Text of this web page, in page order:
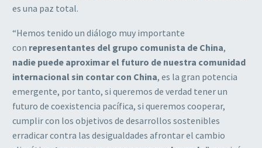
es una paz total.
“Hemos tenido un diálogo muy importante
con representantes del grupo comunista de China,
nadie puede aproximar el futuro de nuestra comunidad
internacional sin contar con China, es la gran potencia
emergente, por tanto, si queremos de verdad tener un
futuro de coexistencia pacífica, si queremos cooperar,
cumplir con los objetivos de desarrollos sostenibles
erradicar contra las desigualdades afrontar el cambio